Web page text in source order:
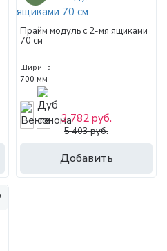
Прайм модуль с 2-мя ящиками
70 см
Ширина
700 мм
Добавить
3 782 руб.
5 403 руб.